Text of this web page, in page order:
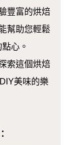
豐富的烘焙
幫助您輕鬆
心。
索這個烘焙
美味的樂